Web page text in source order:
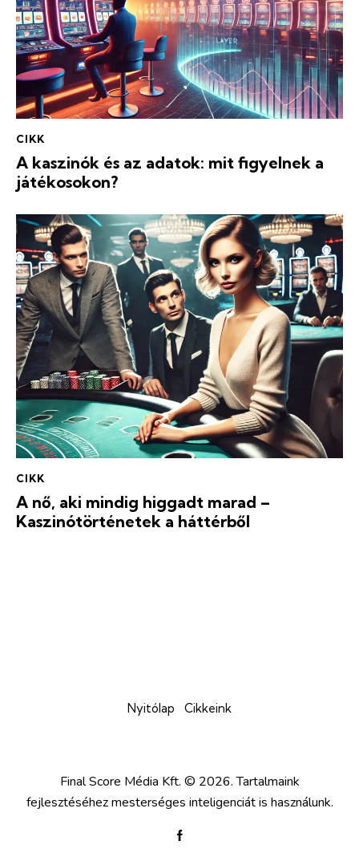
CIKK
A kaszinók és az adatok: mit figyelnek a
játékosokon?
CIKK
A nő, aki mindig higgadt marad –
Kaszinótörténetek a háttérből
Nyitólap Cikkeink
Final Score Média Kft. © 2026. Tartalmaink
fejlesztéséhez mesterséges inteligenciát is használunk.